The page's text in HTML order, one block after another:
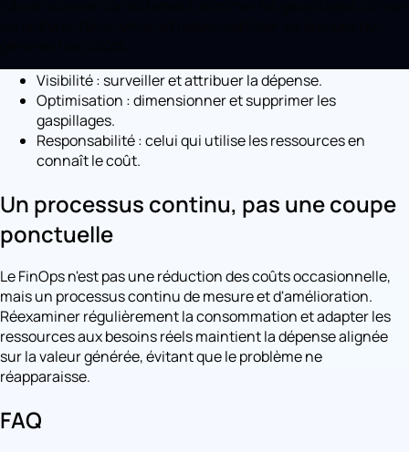
Visibilité : surveiller et attribuer la dépense.
Optimisation : dimensionner et supprimer les
gaspillages.
Responsabilité : celui qui utilise les ressources en
connaît le coût.
Un processus continu, pas une coupe
ponctuelle
Le FinOps n'est pas une réduction des coûts occasionnelle,
mais un processus continu de mesure et d'amélioration.
Réexaminer régulièrement la consommation et adapter les
ressources aux besoins réels maintient la dépense alignée
sur la valeur générée, évitant que le problème ne
réapparaisse.
FAQ